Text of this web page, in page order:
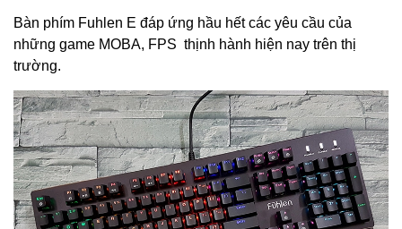
Bàn phím Fuhlen E đáp ứng hầu hết các yêu cầu của
những game MOBA, FPS thịnh hành hiện nay trên thị
trường.